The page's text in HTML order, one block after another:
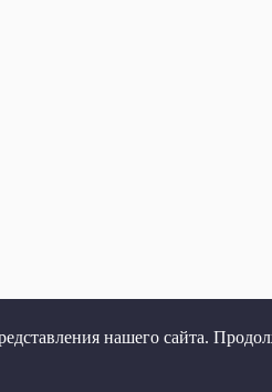
нашего сайта.